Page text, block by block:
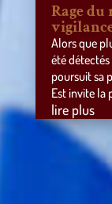
Rage
Alors que
été
poursuit sa
Est invite la
lire plus